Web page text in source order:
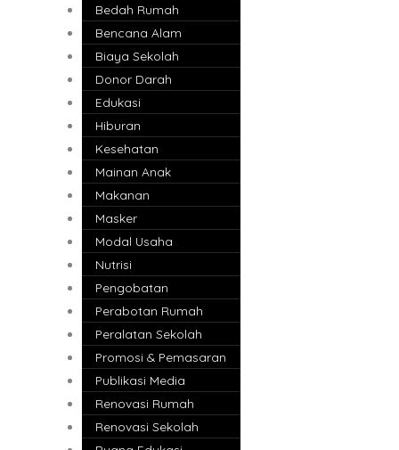
Bedah Rumah
Bencana Alam
Biaya Sekolah
Donor Darah
Edukasi
Hiburan
Kesehatan
Mainan Anak
Makanan
Masker
Modal Usaha
Nutrisi
Pengobatan
Perabotan Rumah
Peralatan Sekolah
Promosi & Pemasaran
Publikasi Media
Renovasi Rumah
Renovasi Sekolah